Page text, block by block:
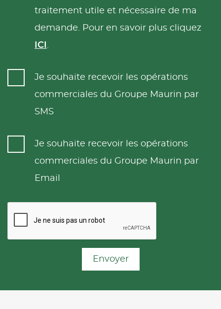
traitement utile et nécessaire de ma
demande. Pour en savoir plus cliquez
ICI .
Je souhaite recevoir les opérations
commerciales du Groupe Maurin par
SMS
Je souhaite recevoir les opérations
commerciales du Groupe Maurin par
Email
Envoyer